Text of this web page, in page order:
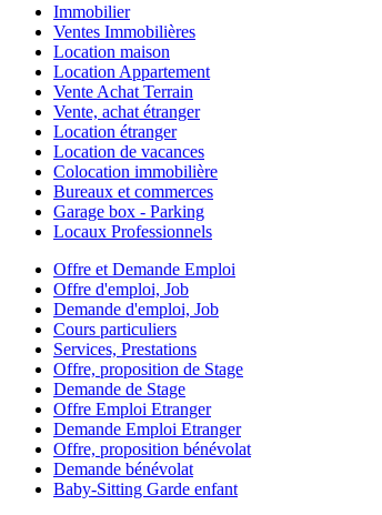
Immobilier
Ventes Immobilières
Location maison
Location Appartement
Vente Achat Terrain
Vente, achat étranger
Location étranger
Location de vacances
Colocation immobilière
Bureaux et commerces
Garage box - Parking
Locaux Professionnels
Offre et Demande Emploi
Offre d'emploi, Job
Demande d'emploi, Job
Cours particuliers
Services, Prestations
Offre, proposition de Stage
Demande de Stage
Offre Emploi Etranger
Demande Emploi Etranger
Offre, proposition bénévolat
Demande bénévolat
Baby-Sitting Garde enfant